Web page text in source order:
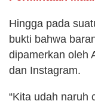
Hingga pada
bukti bahwa
dipamerkan oleh
dan Instagram.
“Kita udah naruh